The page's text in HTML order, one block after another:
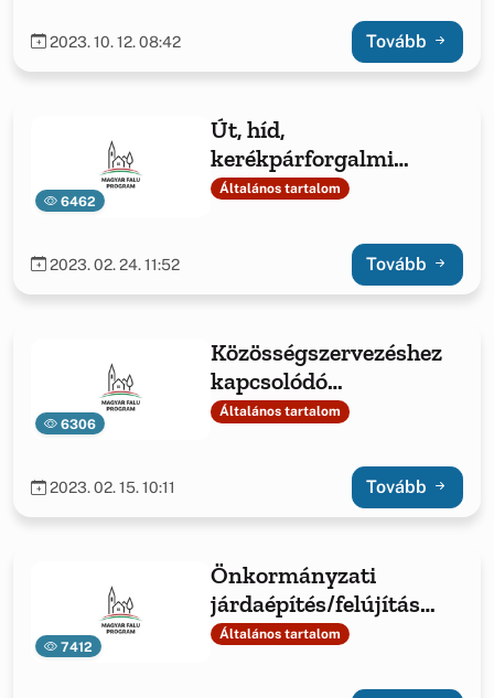
2023. 10. 12. 08:42 Tovább
6462
Út, híd,
kerékpárforgalmi
létesítmény, vízelvezető
építése/felújítása
Általános tartalom
2023. 02. 24. 11:52 Tovább
6306
Közösségszervezéshez
kapcsolódó
eszközbeszerzés és
bértámogatása – 2021.
MFP-KEB/2021
Általános tartalom
2023. 02. 15. 10:11 Tovább
7412
Önkormányzati
járdaépítés/felújítás
anyagtámogatása
Általános tartalom